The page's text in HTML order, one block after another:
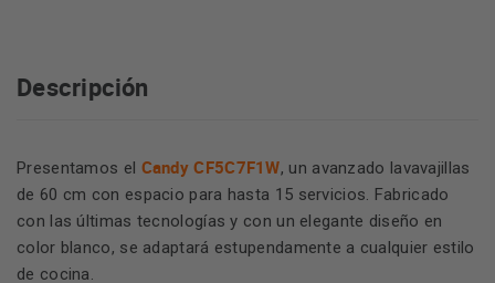
Descripción
Presentamos el Candy CF5C7F1W, un avanzado lavavajillas
de 60 cm con espacio para hasta 15 servicios. Fabricado
con las últimas tecnologías y con un elegante diseño en
color blanco, se adaptará estupendamente a cualquier estilo
de cocina.